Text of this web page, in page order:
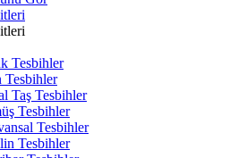
Tesbihler
Tesbihler
Taş Tesbihler
Tesbihler
Tesbihler
Tesbihler